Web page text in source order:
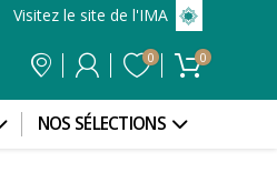
Visitez le site de l'IMA
0 0
NOS SÉLECTIONS